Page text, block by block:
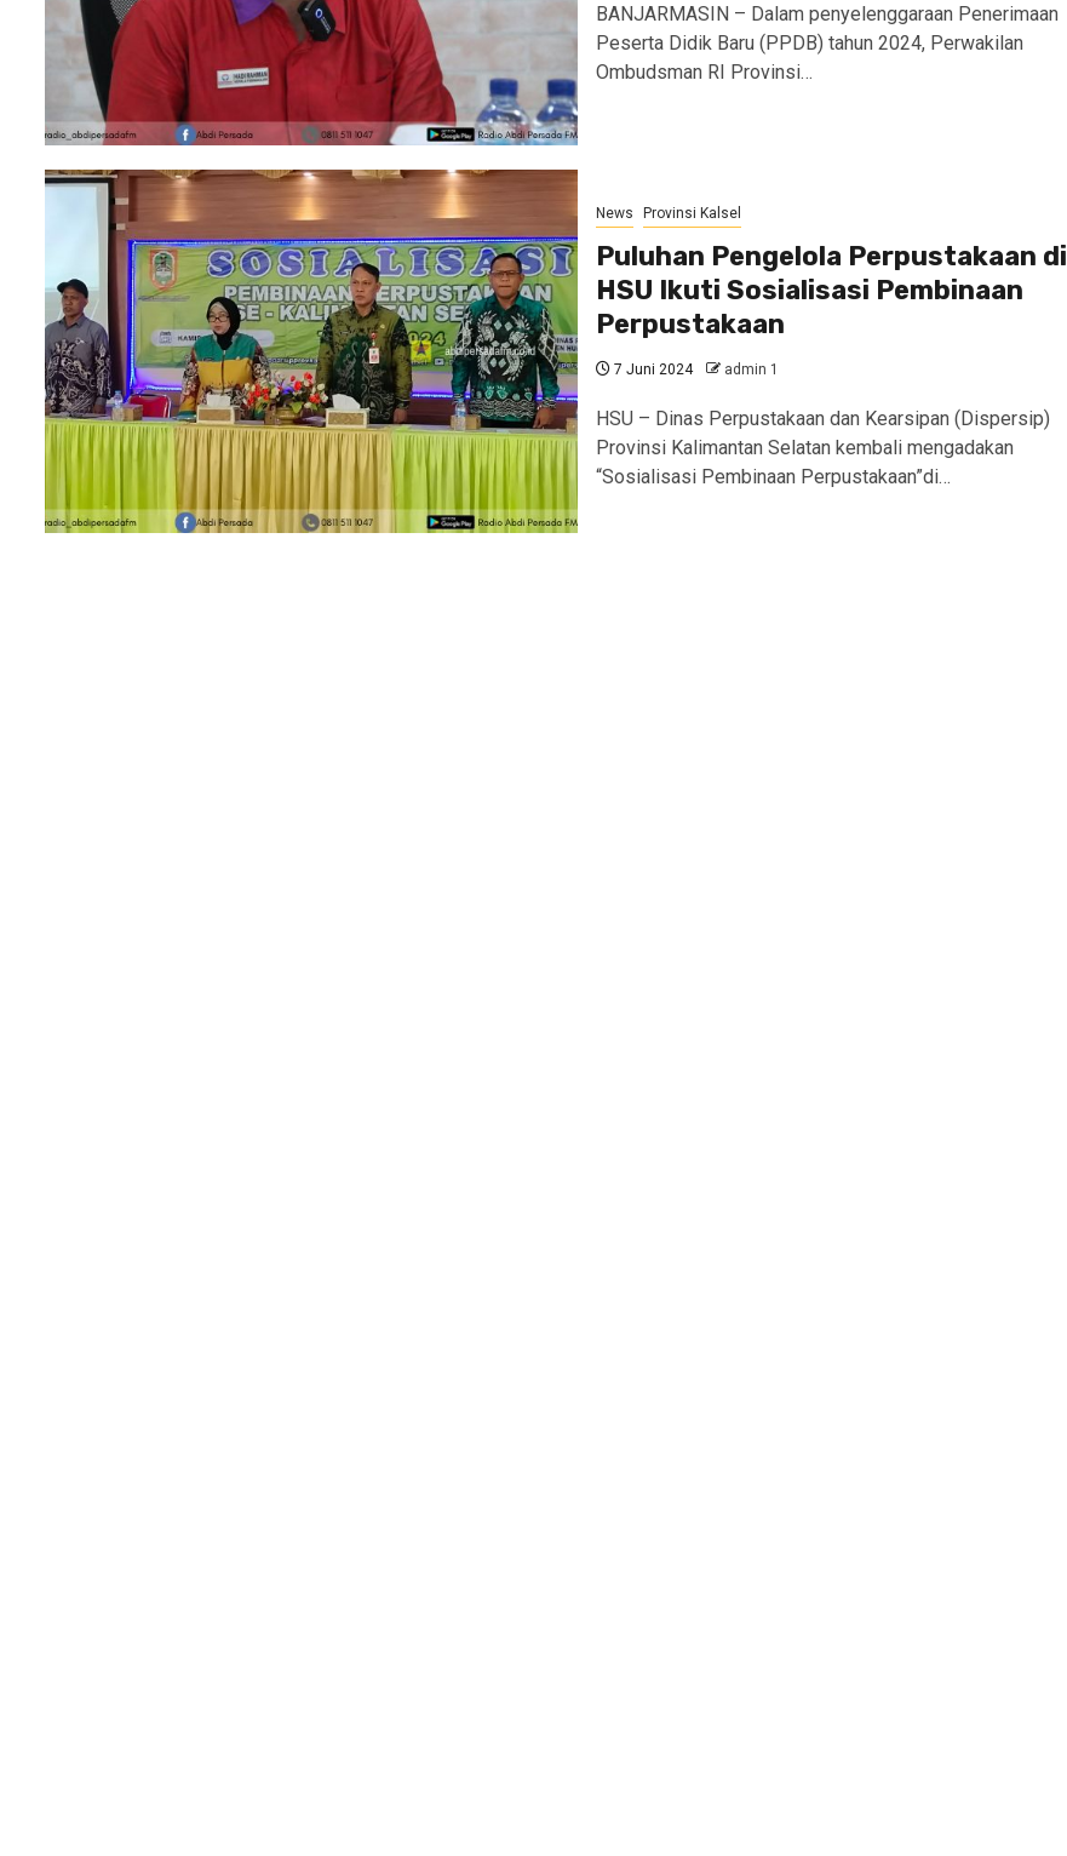
BANJARMASIN – Dalam penyelenggaraan Penerimaan
Peserta Didik Baru (PPDB) tahun 2024, Perwakilan
Ombudsman RI Provinsi…
News Provinsi Kalsel
Puluhan Pengelola Perpustakaan di
HSU Ikuti Sosialisasi Pembinaan
Perpustakaan
7 Juni 2024 admin 1
HSU – Dinas Perpustakaan dan Kearsipan (Dispersip)
Provinsi Kalimantan Selatan kembali mengadakan
“Sosialisasi Pembinaan Perpustakaan”di…